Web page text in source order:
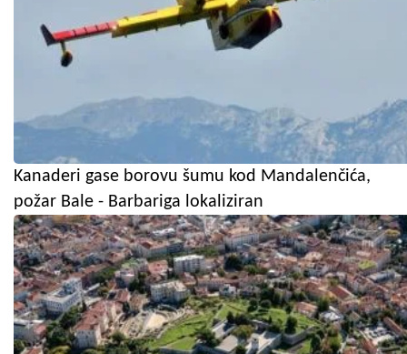
Kanaderi gase borovu šumu kod Mandalenčića,
požar Bale - Barbariga lokaliziran